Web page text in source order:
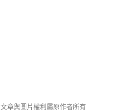
文章與圖片權利屬原作者所有